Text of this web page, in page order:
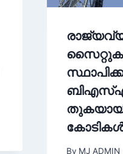
By MJ ADMIN